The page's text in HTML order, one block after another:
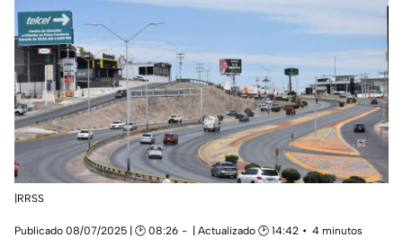
|RRSS
Publicado 08/07/2025 | 🕑 08:26 | Actualizado 🕑 14:42
4 minutos